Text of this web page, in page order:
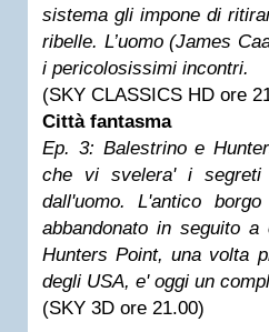
sistema gli impone di
ribelle. L’uomo (James
i pericolosissimi incontri.
(SKY CLASSICS HD ore
Città fantasma
Ep. 3: Balestrino e
che vi svelera' i segreti
dall'uomo. L'antico
abbandonato in seguito
Hunters Point, una volta
degli USA, e' oggi un
(SKY 3D ore 21.00)